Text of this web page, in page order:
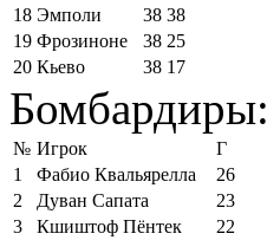
18 Эмполи 38 38
19 Фрозиноне 38 25
20 Кьево 38 17
Бомбардиры:
№ Игрок
Г
1
Фабио Квальярелла
26
2
Дуван Сапата
23
3
Кшиштоф Пёнтек
22